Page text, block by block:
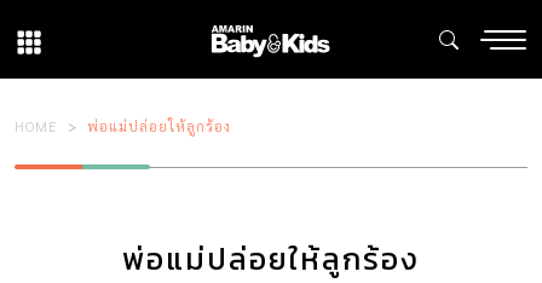
HOME พ่อแม่ปล่อยให้ลูกร้อง
พ่อแม่ปล่อยให้ลูกร้อง